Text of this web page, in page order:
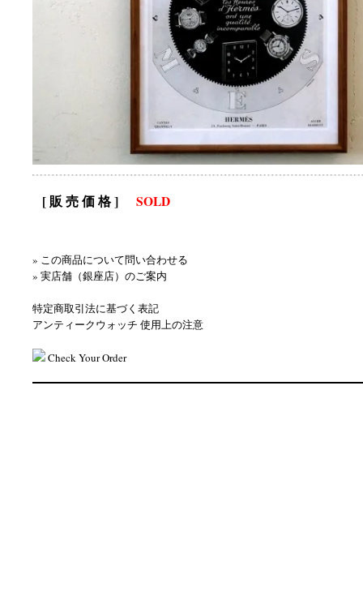
[ 販 売 価 格 ] SOLD
» この商品について問い合わせる
» 実店舗（銀座店）のご案内
特定商取引法に基づく表記
アンティークウォッチ 使用上の注意
Check Your Order